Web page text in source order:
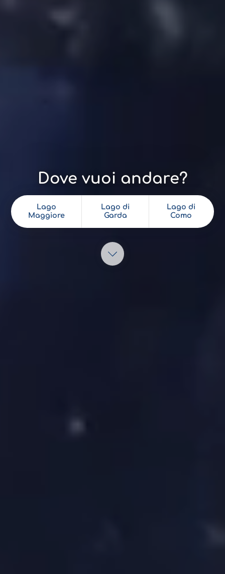
Dove vuoi andare?
Lago
Maggiore
Lago di
Garda
Lago di
Como